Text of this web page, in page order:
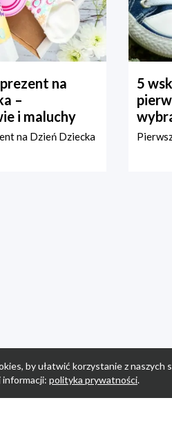
na
–
i maluchy
na Dzień Dziecka
5
by ułatwić korzystanie z
informacji: polityka prywatności.